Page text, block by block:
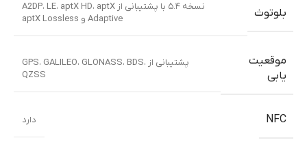
بلوتوث
نسخه ۵.۴ با پشتیبانی از A2DP، LE، aptX HD، aptX
Adaptive و aptX Lossless
موقعیت
یابی
پشتیبانی از GPS، GALILEO، GLONASS، BDS،
QZSS
NFC دارد